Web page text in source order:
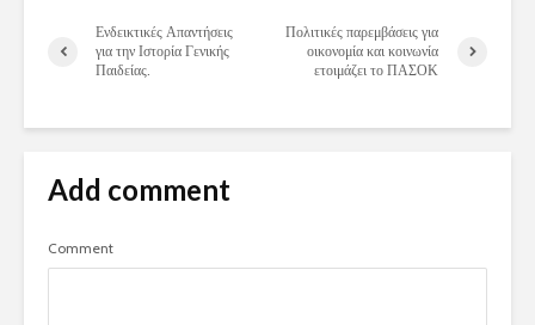
Ενδεικτικές Απαντήσεις
για την Ιστορία Γενικής
Παιδείας.
Πολιτικές παρεμβάσεις για
οικονομία και κοινωνία
ετοιμάζει το ΠΑΣΟΚ
Add comment
Comment